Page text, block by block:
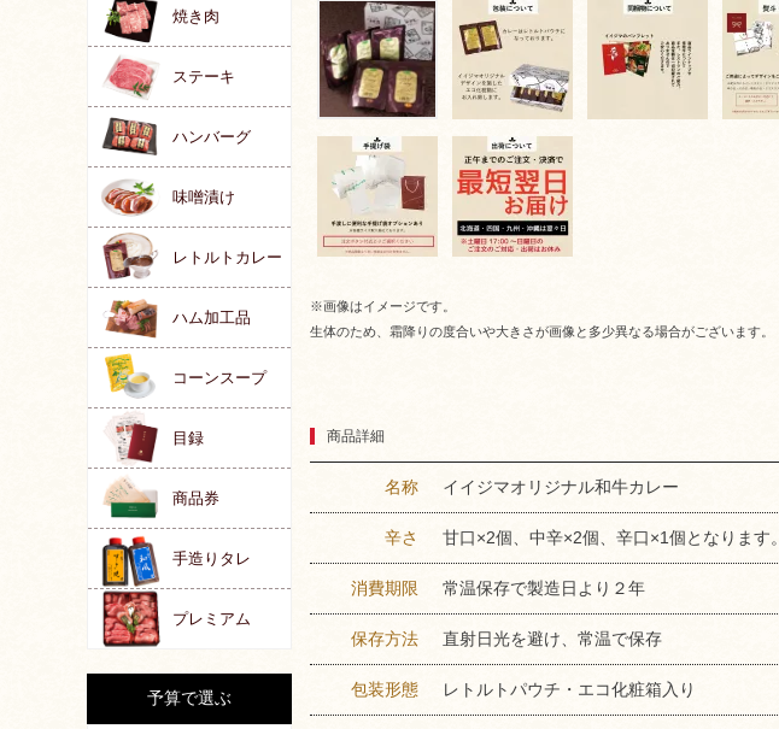
焼き肉
ステーキ
ハンバーグ
味噌漬け
レトルトカレー
ハム加工品
コーンスープ
目録
商品券
手造りタレ
プレミアム
予算で選ぶ
※画像はイメージです。
生体のため、霜降りの度合いや大きさが画像と多少異なる場合がございます。
商品詳細
名称 イイジマオリジナル和牛カレー
辛さ 甘口×2個、中辛×2個、辛口×1個となります。
消費期限 常温保存で製造日より２年
保存方法 直射日光を避け、常温で保存
包装形態 レトルトパウチ・エコ化粧箱入り